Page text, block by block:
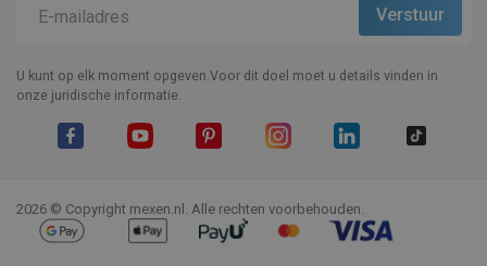
U kunt op elk moment opgeven.Voor dit doel moet u details vinden in
onze juridische informatie.
2026 © Copyright mexen.nl. Alle rechten voorbehouden.